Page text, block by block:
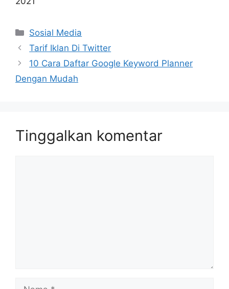
Kategori
Sosial Media
Tarif Iklan Di Twitter
10 Cara Daftar Google Keyword Planner
Dengan Mudah
Tinggalkan komentar
Nama